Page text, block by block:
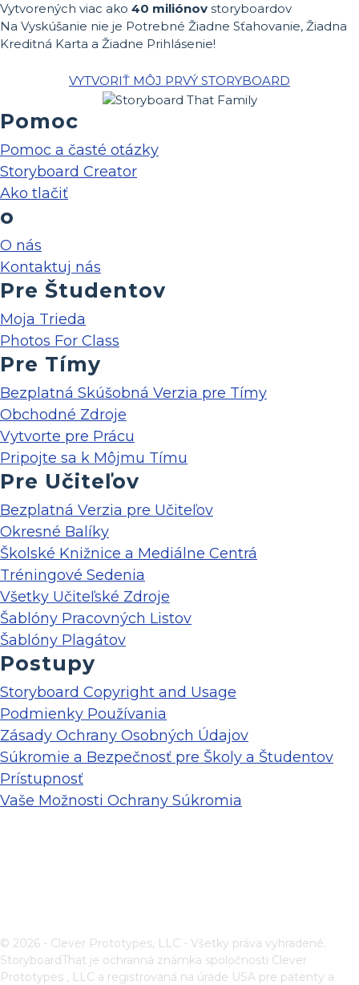
Vytvorených viac ako 40 miliónov storyboardov
Na Vyskúšanie nie je Potrebné Žiadne Sťahovanie, Žiadna
Kreditná Karta a Žiadne Prihlásenie!
VYTVORIŤ MÔJ PRVÝ STORYBOARD
Pomoc
Pomoc a časté otázky
Storyboard Creator
Ako tlačiť
o
O nás
Kontaktuj nás
Pre Študentov
Moja Trieda
Photos For Class
Pre Tímy
Bezplatná Skúšobná Verzia pre Tímy
Obchodné Zdroje
Vytvorte pre Prácu
Pripojte sa k Môjmu Tímu
Pre Učiteľov
Bezplatná Verzia pre Učiteľov
Okresné Balíky
Školské Knižnice a Mediálne Centrá
Tréningové Sedenia
Všetky Učiteľské Zdroje
Šablóny Pracovných Listov
Šablóny Plagátov
Postupy
Storyboard Copyright and Usage
Podmienky Používania
Zásady Ochrany Osobných Údajov
Súkromie a Bezpečnosť pre Školy a Študentov
Prístupnosť
Vaše Možnosti Ochrany Súkromia
© 2026 - Clever Prototypes, LLC - Všetky práva vyhradené.
StoryboardThat je ochranná známka spoločnosti Clever
Prototypes , LLC a registrovaná na úrade USA pre patenty a